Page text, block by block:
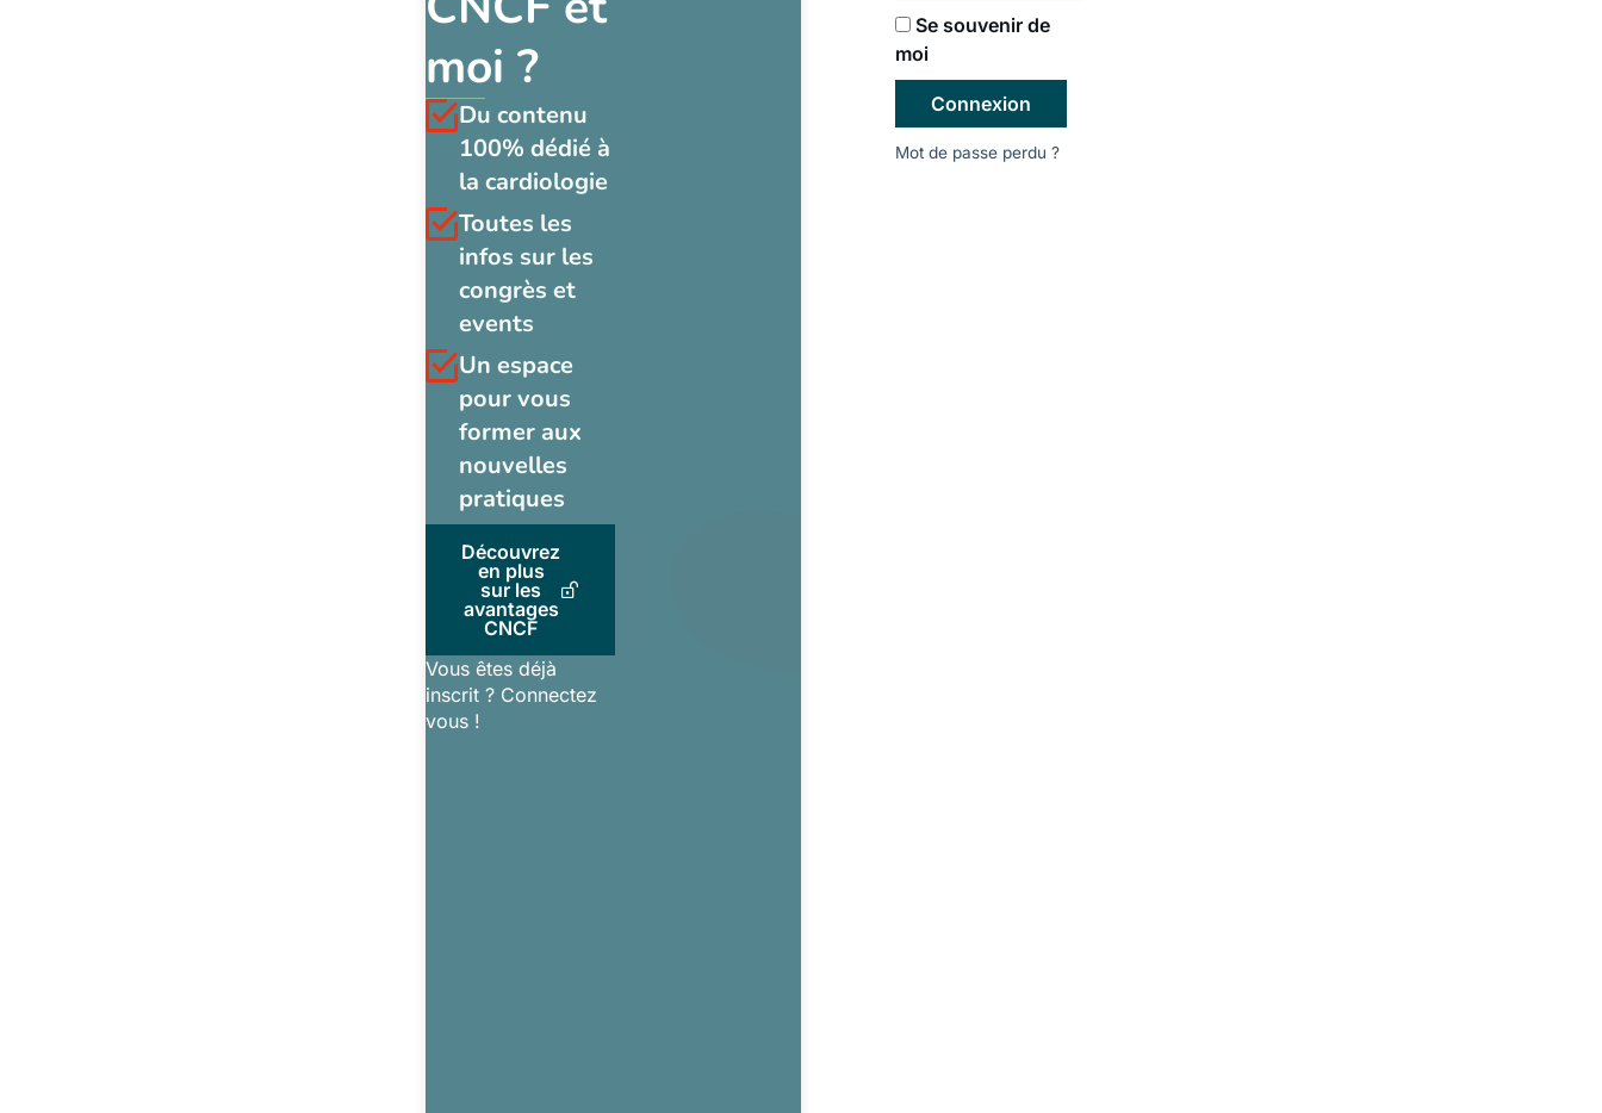
moi ?
Du contenu
100% dédié à
la cardiologie
Toutes les
infos sur les
congrès et
events
Un espace
pour vous
former aux
nouvelles
pratiques
Découvrez
en plus
sur les
avantages
CNCF
Vous êtes déjà
inscrit ? Connectez
vous !
Se souvenir de
moi
Connexion
Mot de passe perdu ?